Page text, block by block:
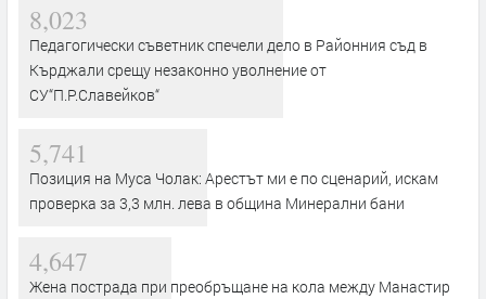
8,023
Педагогически съветник спечели дело в Районния съд в
Кърджали срещу незаконно уволнение от
СУ“П.Р.Славейков“
5,741
Позиция на Муса Чолак: Арестът ми е по сценарий, искам
проверка за 3,3 млн. лева в община Минерални бани
4,647
Жена пострада при преобръщане на кола между Манастир